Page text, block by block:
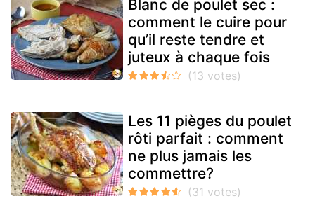
Blanc de poulet sec :
comment le cuire pour
qu’il reste tendre et
juteux à chaque fois
Les 11 pièges du poulet
rôti parfait : comment
ne plus jamais les
commettre?